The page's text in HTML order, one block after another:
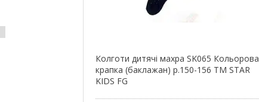
Колготи дитячі махра SK065 Кольорова
крапка (баклажан) р.150-156 ТМ STAR
KIDS FG